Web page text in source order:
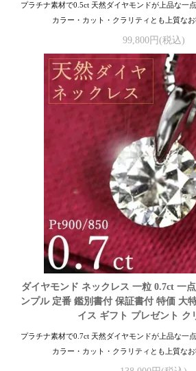
プラチナ素材で0.5ct 天然ダイヤモンドが上品な一
カラー・カット・クラリティとも上質なお
99,800円(税込)
ダイヤモンド ネックレス 一粒 0.7ct 一
ンプル 定番 鑑別書付 保証書付 特価 大
イス ギフト プレゼント ク
プラチナ素材で0.7ct 天然ダイヤモンドが上品な一
カラー・カット・クラリティとも上質なお